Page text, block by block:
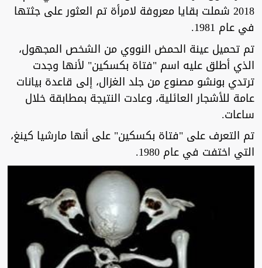
2018 شملت بقايا معروفة لامرأة تم العثور على جثتها
في عام 1981.
تم تحميل عينة الحمض النووي من الشخص المجهول،
الذي أطلق عليه اسم "فتاة بكسكين" لأنها وجدت
ترتدي بونشو مصنوع من جلد الغزال، إلى قاعدة بيانات
عامة للأشجار العائلية، وعادت النتيجة بمطابقة خلال
ساعات.
تم التعرف على "فتاة بكسكين" على أنها مارشيا كينغ،
التي اختفت في عام 1980.